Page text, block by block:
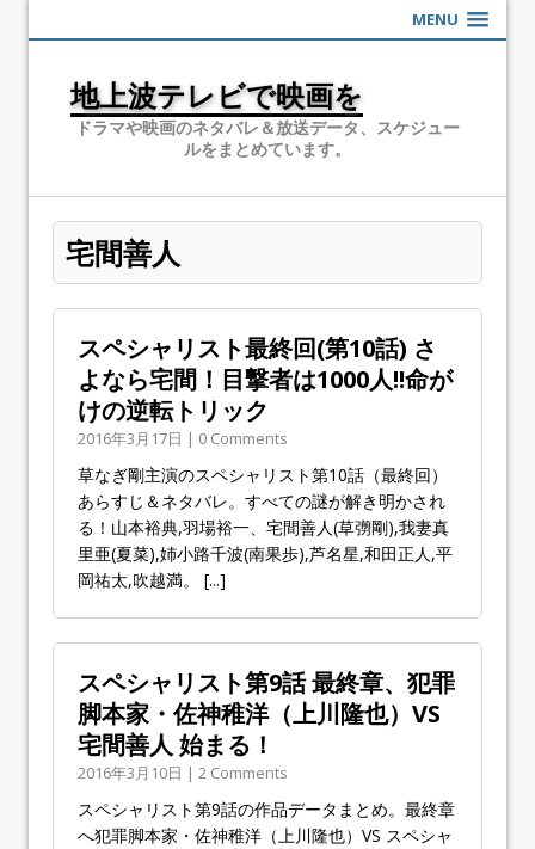
MENU
地上波テレビで映画を
ドラマや映画のネタバレ＆放送データ、スケジュー
ルをまとめています。
宅間善人
スペシャリスト最終回(第10話) さ
よなら宅間！目撃者は1000人!!命が
けの逆転トリック
2016年3月17日 | 0 Comments
草なぎ剛主演のスペシャリスト第10話（最終回）
あらすじ＆ネタバレ。すべての謎が解き明かされ
る！山本裕典,羽場裕一、宅間善人(草彅剛),我妻真
里亜(夏菜),姉小路千波(南果歩),芦名星,和田正人,平
岡祐太,吹越満。 [...]
スペシャリスト第9話 最終章、犯罪
脚本家・佐神稚洋（上川隆也）VS
宅間善人 始まる！
2016年3月10日 | 2 Comments
スペシャリスト第9話の作品データまとめ。最終章
へ犯罪脚本家・佐神稚洋（上川隆也）VS スペシャ